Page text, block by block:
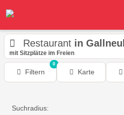
Restaurant in
mit Sitzplätze im Freien
Filtern
0
Karte
Suchradius: